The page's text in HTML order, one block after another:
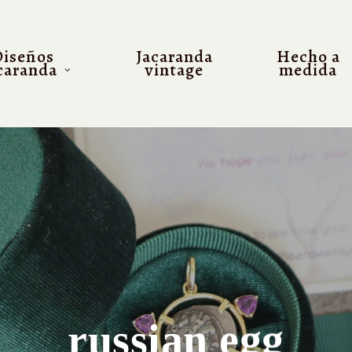
Jacaranda
vintage
Hecho a
medida
russian egg